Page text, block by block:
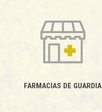
FARMACIAS DE GUARDIA